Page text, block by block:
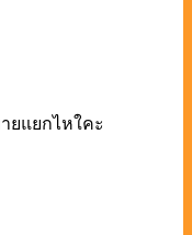
ยแยกไหใคะ